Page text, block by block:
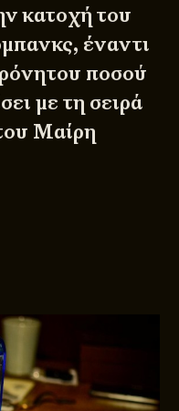
κατοχή του
έναντι
ποσού
με τη σειρά
Μαίρη